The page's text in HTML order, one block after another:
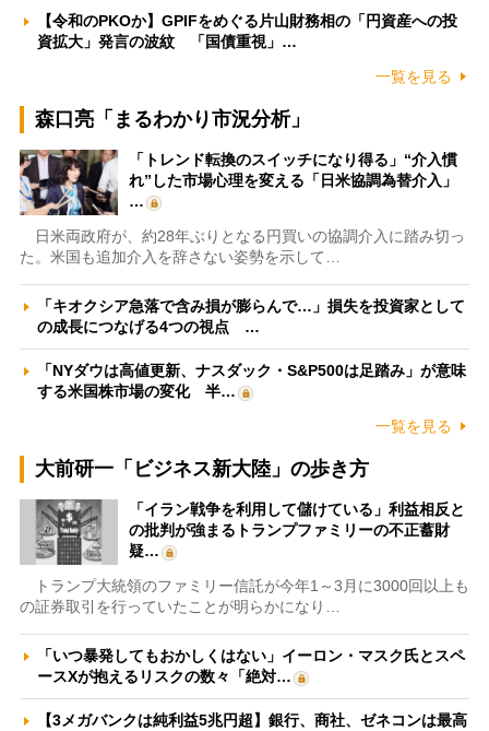
【令和のPKOか】GPIFをめぐる片山財務相の「円資産への投
資拡大」発言の波紋 「国債重視」…
一覧を見る
森口亮「まるわかり市況分析」
「トレンド転換のスイッチになり得る」“介入慣
れ”した市場心理を変える「日米協調為替介入」
…
日米両政府が、約28年ぶりとなる円買いの協調介入に踏み切っ
た。米国も追加介入を辞さない姿勢を示して…
「キオクシア急落で含み損が膨らんで…」損失を投資家として
の成長につなげる4つの視点 …
「NYダウは高値更新、ナスダック・S&P500は足踏み」が意味
する米国株市場の変化 半…
一覧を見る
大前研一「ビジネス新大陸」の歩き方
「イラン戦争を利用して儲けている」利益相反と
の批判が強まるトランプファミリーの不正蓄財
疑…
トランプ大統領のファミリー信託が今年1～3月に3000回以上も
の証券取引を行っていたことが明らかになり…
「いつ暴発してもおかしくはない」イーロン・マスク氏とスペ
ースXが抱えるリスクの数々「絶対…
【3メガバンクは純利益5兆円超】銀行、商社、ゼネコンは最高